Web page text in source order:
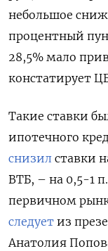
небольшое
процентный
28,5% мало
констатирует
Такие ставки
ипотечного
снизил ставки
ВТБ, – на 0,5-1
первичном
следует из
Анатолия